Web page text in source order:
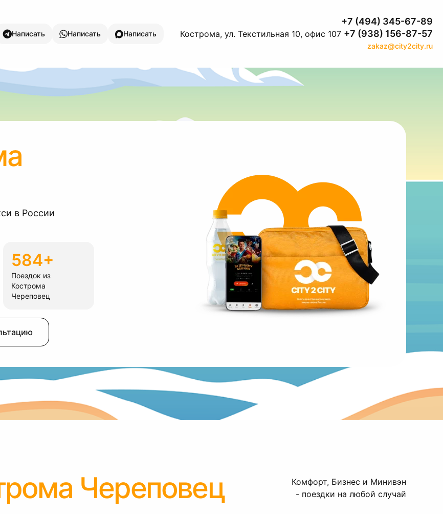
Написать Написать Написать Кострома, ул. Текстильная 10, офис 107
+7 (494) 345-67-89
+7 (938) 156-87-57
zakaz@city2city.ru
в России
584+
Поездок из
Кострома
Череповец
Череповец
Комфорт, Бизнес и Минивэн
- поездки на любой случай